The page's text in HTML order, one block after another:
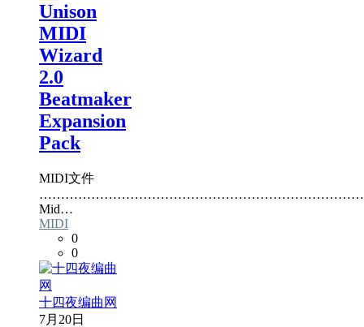
Unison
MIDI
Wizard
2.0
Beatmaker
Expansion
Pack
MIDI文件
Mid…
MIDI
0
0
十四夜编曲网
7月20日